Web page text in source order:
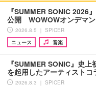
『SUMMER SONIC 2026
公開 WOWOWオンデマ
2026.8.5 ｜ SPICER
ニュース
音楽
『SUMMER SONIC』史
を起用したアーティスト
2026.8.3 ｜ SPICER